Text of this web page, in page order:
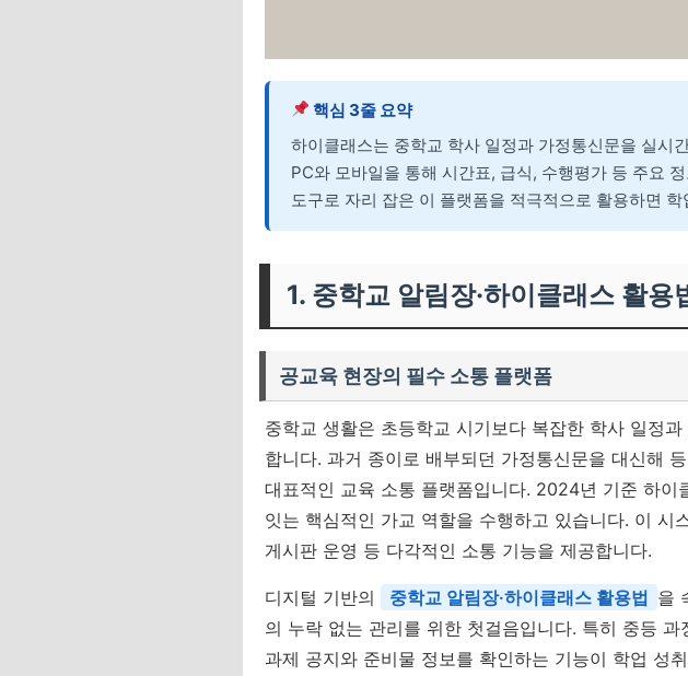
핵심 3줄 요약
하이클래스는 중학교 학사 일정과 가정통신문을 실시
PC와 모바일을 통해 시간표, 급식, 수행평가 등 주요
도구로 자리 잡은 이 플랫폼을 적극적으로 활용하면
1. 중학교 알림장·하이클래스 활
공교육 현장의 필수 소통 플랫폼
중학교 생활은 초등학교 시기보다 복잡한 학사 일정
합니다. 과거 종이로 배부되던 가정통신문을 대신해
대표적인 교육 소통 플랫폼입니다. 2024년 기준 하
잇는 핵심적인 가교 역할을 수행하고 있습니다. 이 시
게시판 운영 등 다각적인 소통 기능을 제공합니다.
디지털 기반의 중학교 알림장·하이클래스 활용법 을
의 누락 없는 관리를 위한 첫걸음입니다. 특히 중등
과제 공지와 준비물 정보를 확인하는 기능이 학업 성